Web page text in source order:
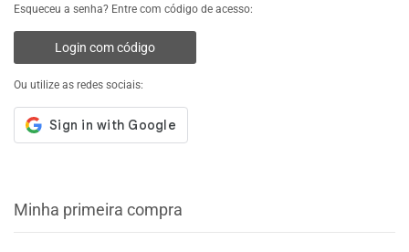
Esqueceu a senha? Entre com código de acesso:
Login com código
Ou utilize as redes sociais:
Minha primeira compra